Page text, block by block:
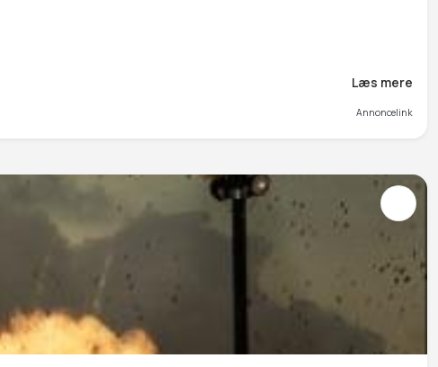
Læs mere
Annoncelink